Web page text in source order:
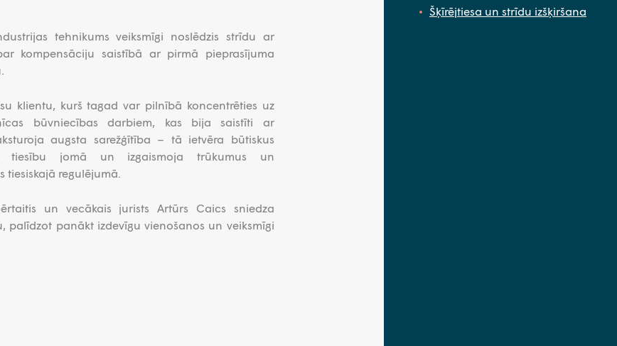
tehnikums veiksmīgi noslēdzis strīdu ar
kompensāciju saistībā ar pirmā pieprasījuma
klientu, kurš tagad var pilnībā koncentrēties uz
būvniecības darbiem, kas bija saistīti ar
augsta sarežģītība – tā ietvēra būtiskus
tiesību jomā un izgaismoja trūkumus un
tiesiskajā regulējumā.
un vecākais jurists Artūrs Caics sniedza
palīdzot panākt izdevīgu vienošanos un veiksmīgi
Šķīrējtiesa un strīdu izšķiršana